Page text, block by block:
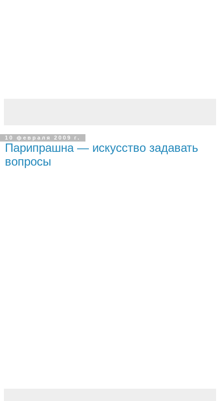
10 февраля 2009 г.
Парипрашна — искусство задавать
вопросы